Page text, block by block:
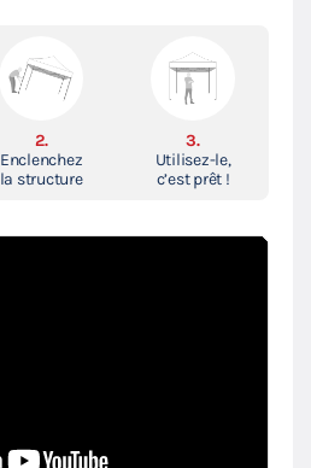
2.
Enclenchez
la structure
3.
Utilisez-le,
c’est prêt !